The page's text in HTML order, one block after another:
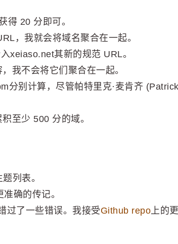
得 20 分即可。
，我就会将域名聚合在一起。
xeiaso.net其新的规范 URL。
我不会将它们聚合在一起。
分别计算，尽管帕特里克·麦肯齐 (Patrick
至少 500 分的域。
列表。
确的传记。
过了一些错误。我接受Github repo 上的更